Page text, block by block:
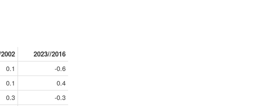
2023//2016
0.1
-0.6
0.1
0.4
0.3
-0.3